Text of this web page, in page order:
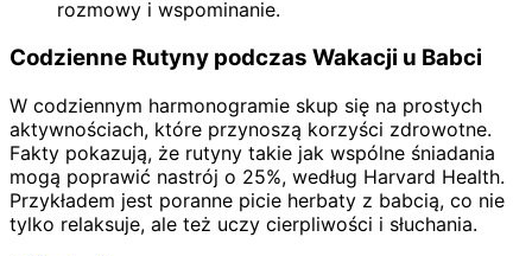
rozmowy i wspominanie.
Codzienne Rutyny podczas Wakacji u Babci
W codziennym harmonogramie skup się na prostych
aktywnościach, które przynoszą korzyści zdrowotne.
Fakty pokazują, że rutyny takie jak wspólne śniadania
mogą poprawić nastrój o 25%, według Harvard Health.
Przykładem jest poranne picie herbaty z babcią, co nie
tylko relaksuje, ale też uczy cierpliwości i słuchania.